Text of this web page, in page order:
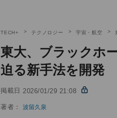
TECH+ テクノロジー 宇宙・航空
東大、ブラックホ
迫る新手法を開発
掲載日 2026/01/29 21:08
著者：波留久泉